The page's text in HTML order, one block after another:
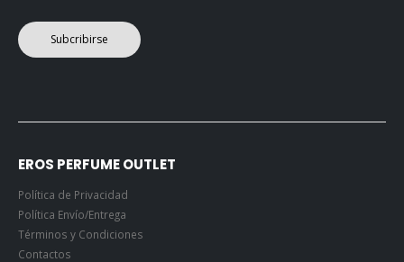
Subcribirse
EROS PERFUME OUTLET
Política de Privacidad
Política Envío/Entrega
Términos y Condiciones
Contactos